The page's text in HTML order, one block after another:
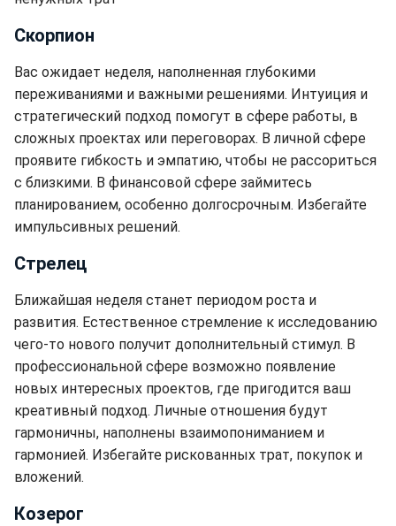
Скорпион
Вас ожидает неделя, наполненная глубокими
переживаниями и важными решениями. Интуиция и
стратегический подход помогут в сфере работы, в
сложных проектах или переговорах. В личной сфере
проявите гибкость и эмпатию, чтобы не рассориться
с близкими. В финансовой сфере займитесь
планированием, особенно долгосрочным. Избегайте
импульсивных решений.
Стрелец
Ближайшая неделя станет периодом роста и
развития. Естественное стремление к исследованию
чего-то нового получит дополнительный стимул. В
профессиональной сфере возможно появление
новых интересных проектов, где пригодится ваш
креативный подход. Личные отношения будут
гармоничны, наполнены взаимопониманием и
гармонией. Избегайте рискованных трат, покупок и
вложений.
Козерог